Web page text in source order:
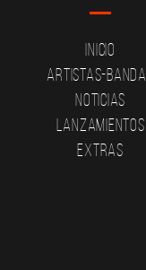
Inicio
Artistas-
Noticias
Lanzamientos
Extras